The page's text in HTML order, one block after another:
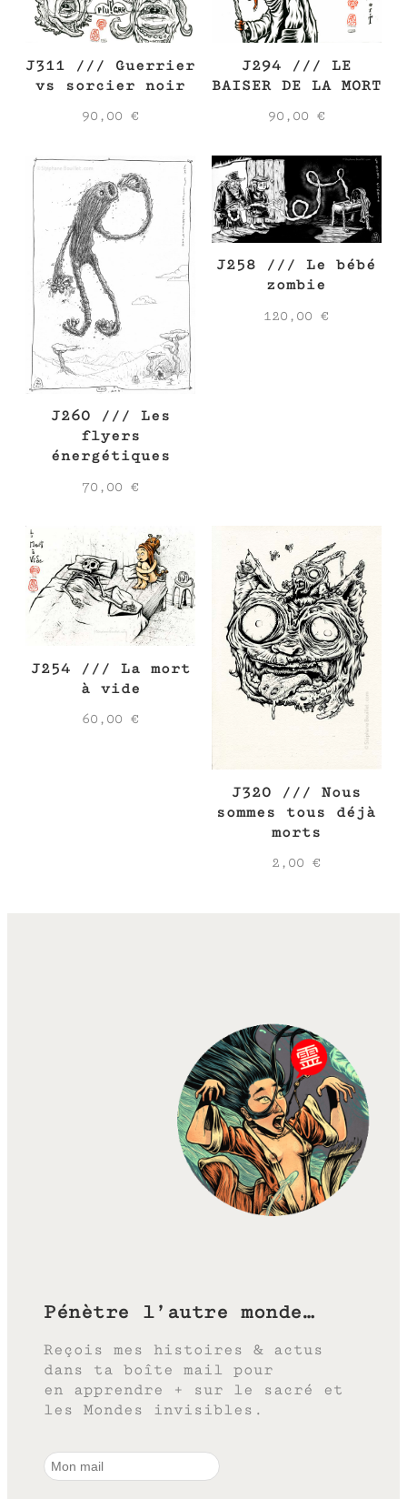
J311 /// Guerrier
vs sorcier noir
90,00€
J294 /// LE
BAISER DE LA MORT
90,00 €
J260 /// Les
flyers
énergétiques
70,00€
J258 /// Le bébé
zombie
120,00€
J254 /// La mort
à vide
60,00€
J320 /// Nous
sommes tous déjà
morts
2,00€
Pénètre l’autre monde…
Reçois mes histoires & actus
dans ta boîte mail pour
en apprendre + sur le sacré et
les Mondes invisibles.